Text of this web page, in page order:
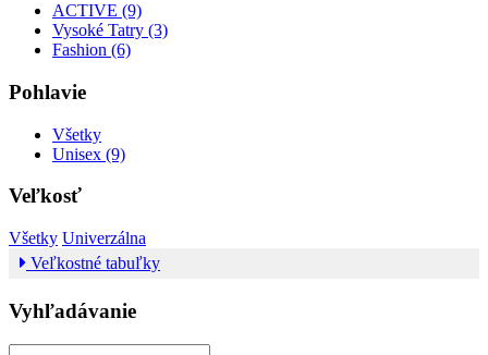
ACTIVE (9)
Vysoké Tatry (3)
Fashion (6)
Pohlavie
Všetky
Unisex (9)
Veľkosť
Všetky Univerzálna
Veľkostné tabuľky
Vyhľadávanie